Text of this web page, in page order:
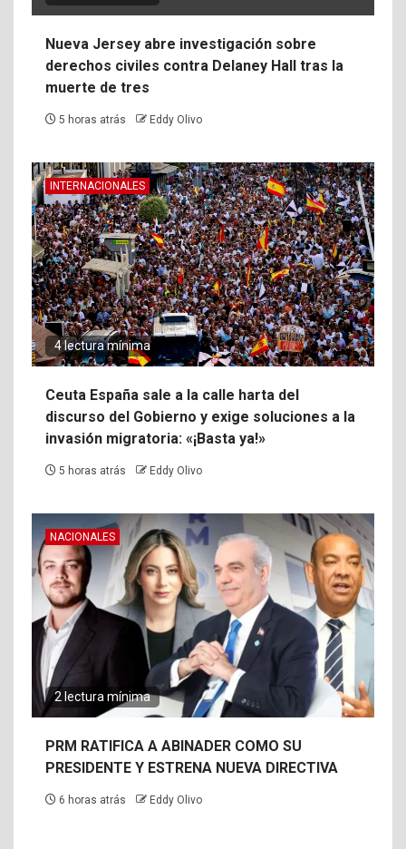
Nueva Jersey abre investigación sobre
derechos civiles contra Delaney Hall tras la
muerte de tres
5 horas atrás Eddy Olivo
INTERNACIONALES
4 lectura mínima
Ceuta España sale a la calle harta del
discurso del Gobierno y exige soluciones a la
invasión migratoria: «¡Basta ya!»
5 horas atrás Eddy Olivo
NACIONALES
2 lectura mínima
PRM RATIFICA A ABINADER COMO SU
PRESIDENTE Y ESTRENA NUEVA DIRECTIVA
6 horas atrás Eddy Olivo